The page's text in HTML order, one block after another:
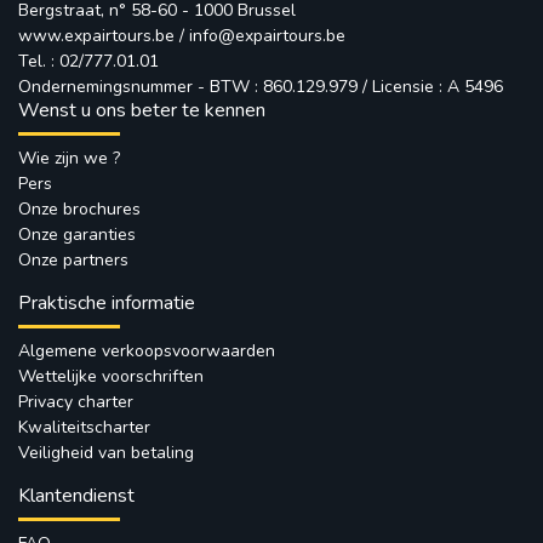
Bergstraat, n° 58-60 - 1000 Brussel
www.expairtours.be / info@expairtours.be
Tel. : 02/777.01.01
Ondernemingsnummer - BTW : 860.129.979 / Licensie : A 5496
Wenst u ons beter te kennen
Wie zijn we ?
Pers
Onze brochures
Onze garanties
Onze partners
Praktische informatie
Algemene verkoopsvoorwaarden
Wettelijke voorschriften
Privacy charter
Kwaliteitscharter
Veiligheid van betaling
Klantendienst